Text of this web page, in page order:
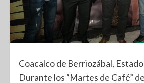
Coacalco de Berriozábal,
Durante los “Martes de Café”